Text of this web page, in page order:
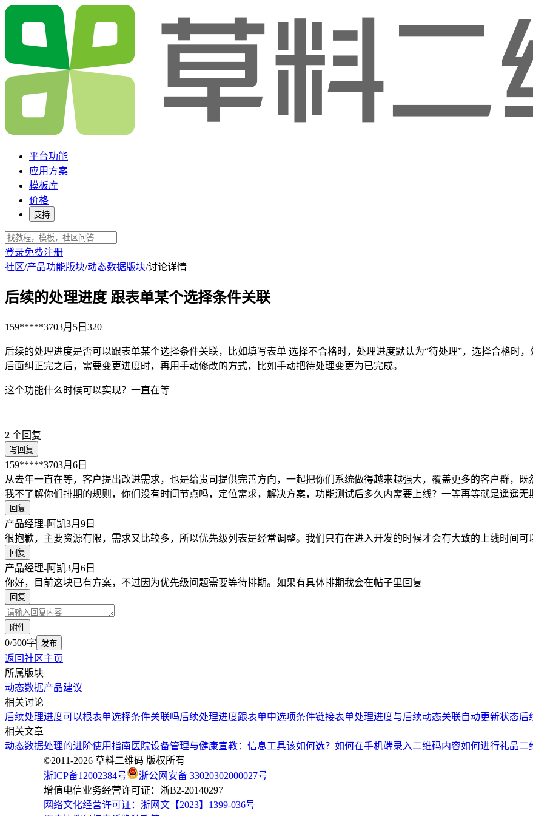
平台功能
应用方案
模板库
价格
支持
登录免费注册
社区/产品功能版块/动态数据版块/讨论详情
后续的处理进度 跟表单某个选择条件关联
159*****3703月5日 320
后续的处理进度是否可以跟表单某个选择条件关联，比如填写表单 选择不合格时，处理进度默认为“待处理”，选择合格时
后面纠正完之后，需要变更进度时，再用手动修改的方式，比如手动把待处理变更为已完成。
这个功能什么时候可以实现？一直在等
2 个回复
写回复
159*****3703月6日
从去年一直在等，客户提出改进需求，也是给贵司提供完善方向，一起把你们系统做得越来越强大，覆盖更多的客户群，
我不了解你们排期的规则，你们没有时间节点吗，定位需求，解决方案，功能测试后多久内需要上线？一等再等就是遥遥
回复
产品经理-阿凯3月9日
很抱歉，主要资源有限，需求又比较多，所以优先级列表是经常调整。我们只有在进入开发的时候才会有大致的上线时间可
回复
产品经理-阿凯3月6日
你好，目前这块已有方案，不过因为优先级问题需要等待排期。如果有具体排期我会在帖子里回复
回复
附件
0/500字 发布
返回社区主页
所属版块
动态数据产品建议
相关讨论
后续处理进度可以根表单选择条件关联吗后续处理进度跟表单中选项条件链接表单处理进度与后续动态关联自动更新状态后
相关文章
动态数据处理的进阶使用指南 医院设备管理与健康宣教：信息工具该如何选？ 如何在手机端录入二维码内容如何进行礼品二
©2011-2026 草料二维码 版权所有
浙ICP备12002384号
浙公网安备 33020302000027号
增值电信业务经营许可证：浙B2-20140297
网络文化经营许可证：浙网文【2023】1399-036号